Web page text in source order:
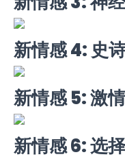
新情感 4: 史
新情感 5: 激
新情感 6: 选